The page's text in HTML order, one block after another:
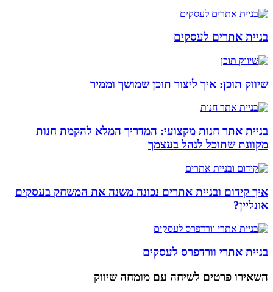
בניית אתרים לעסקים
שיווק תוכן: איך ליצור תוכן שמושך וממיר
בניית אתר חנות מקצועי: המדריך המלא להקמת חנות
מקוונת שתוכל לנהל בעצמך
איך קידום ובניית אתרים נכונה משנה את המשחק בעסקים
אונליין?
בניית אתרי וורדפרס לעסקים
השאירו פרטים לשיחה עם מומחה שיווק